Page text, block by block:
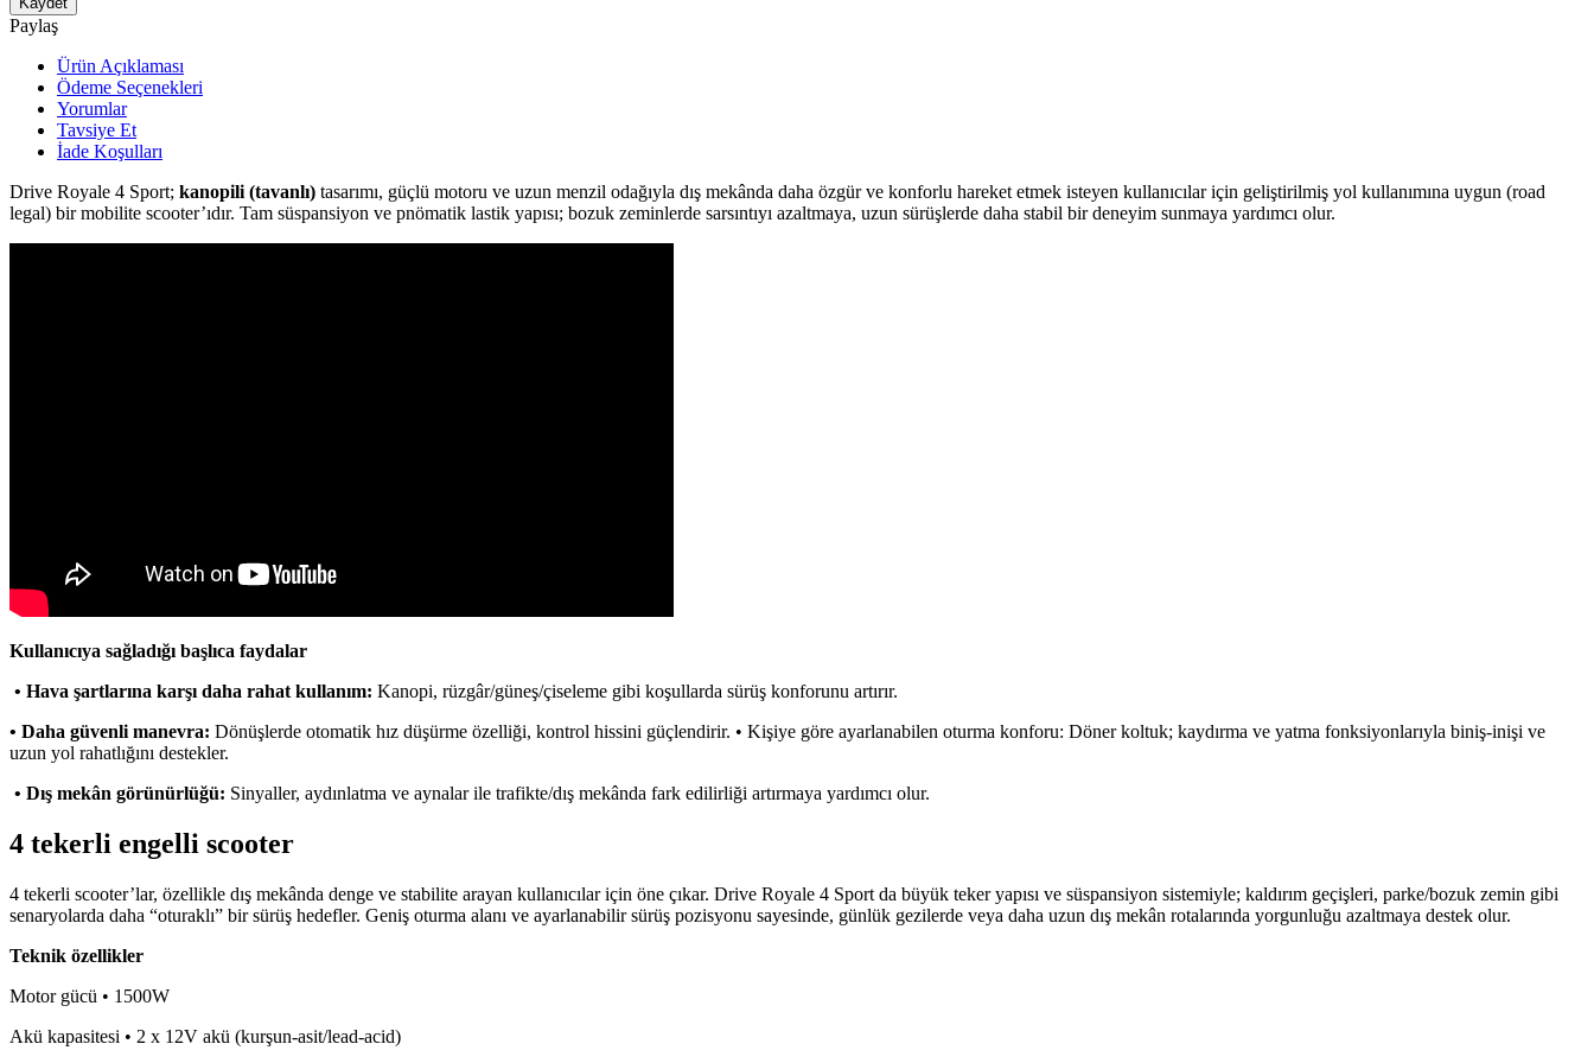
Paylaş
Ürün Açıklaması
Ödeme Seçenekleri
Yorumlar
Tavsiye Et
İade Koşulları
Drive Royale 4 Sport; kanopili (tavanlı) tasarımı, güçlü motoru ve uzun menzil odağıyla dış mekânda daha özgür ve konforlu hareket etmek isteyen kullanıcılar için geliştirilmiş yol kullanımına uygun (road
legal) bir mobilite scooter’ıdır. Tam süspansiyon ve pnömatik lastik yapısı; bozuk zeminlerde sarsıntıyı azaltmaya, uzun sürüşlerde daha stabil bir deneyim sunmaya yardımcı olur.
Kullanıcıya sağladığı başlıca faydalar
• Hava şartlarına karşı daha rahat kullanım: Kanopi, rüzgâr/güneş/çiseleme gibi koşullarda sürüş konforunu artırır.
• Daha güvenli manevra: Dönüşlerde otomatik hız düşürme özelliği, kontrol hissini güçlendirir. • Kişiye göre ayarlanabilen oturma konforu: Döner koltuk; kaydırma ve yatma fonksiyonlarıyla biniş-inişi ve
uzun yol rahatlığını destekler.
• Dış mekân görünürlüğü: Sinyaller, aydınlatma ve aynalar ile trafikte/dış mekânda fark edilirliği artırmaya yardımcı olur.
4 tekerli engelli scooter
4 tekerli scooter’lar, özellikle dış mekânda denge ve stabilite arayan kullanıcılar için öne çıkar. Drive Royale 4 Sport da büyük teker yapısı ve süspansiyon sistemiyle; kaldırım geçişleri, parke/bozuk zemin gibi
senaryolarda daha “oturaklı” bir sürüş hedefler. Geniş oturma alanı ve ayarlanabilir sürüş pozisyonu sayesinde, günlük gezilerde veya daha uzun dış mekân rotalarında yorgunluğu azaltmaya destek olur.
Teknik özellikler
Motor gücü • 1500W
Akü kapasitesi • 2 x 12V akü (kurşun-asit/lead-acid)